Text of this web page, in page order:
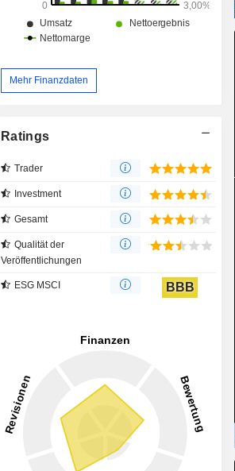
Geschäftsbereich „Ziviler Bereich“ bietet
Lösungen für den zivilen Markt, der Bundes-,
Landes- und Kommunalverwaltungen umfasst.
Mehr Finanzdaten
Ratings
Trader
Investment
Gesamt
Qualität der
Veröffentlichungen
ESG MSCI BBB